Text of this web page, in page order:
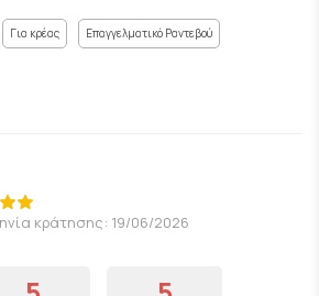
Για κρέας Επαγγελματικό Ραντεβού
κράτησης: 19/06/2026